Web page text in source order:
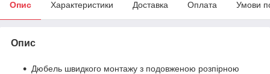
Опис Характеристики Доставка Оплата Умови
Опис
Дюбель швидкого монтажу з подовженою розпірною